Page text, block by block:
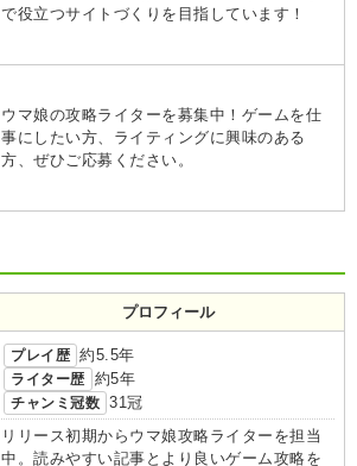
で役立つサイトづくりを目指しています！
ウマ娘の攻略ライターを募集中！ゲームを仕
事にしたい方、ライティングに興味のある
方、ぜひご応募ください。
プロフィール
プレイ歴 約5.5年
ライター歴 約5年
チャンミ冠数 31冠
リリース初期からウマ娘攻略ライターを担当
中。読みやすい記事とより良いゲーム攻略を